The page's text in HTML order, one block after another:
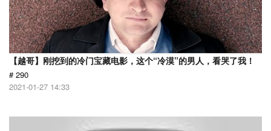
【越哥】刚挖到的冷门宝藏电影，这个“冷漠”的男人，看哭了我！
# 290
2021-01-27 14:33